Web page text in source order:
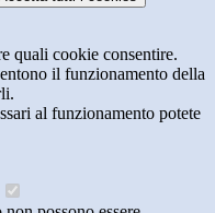
quali cookie consentire.
il funzionamento della
al funzionamento potete